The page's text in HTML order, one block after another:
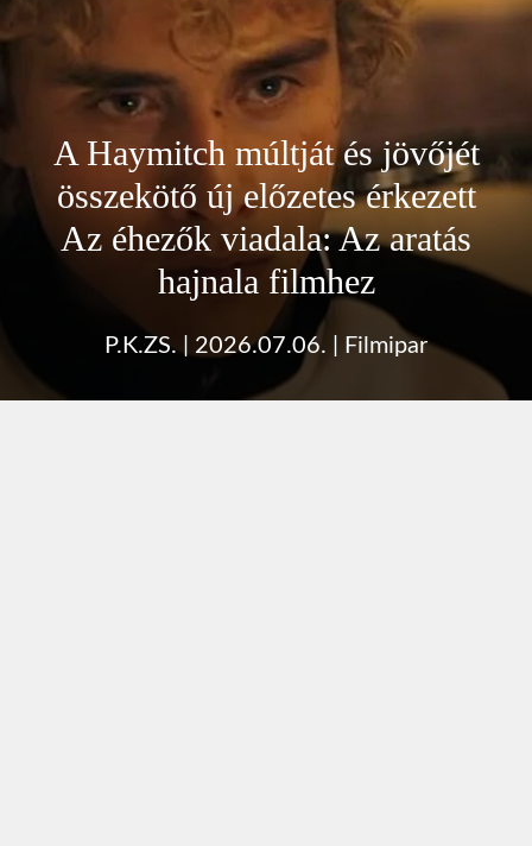
A Haymitch múltját és jövőjét
összekötő új előzetes érkezett
Az éhezők viadala: Az aratás
hajnala filmhez
P.K.ZS. 2026.07.06. Filmipar